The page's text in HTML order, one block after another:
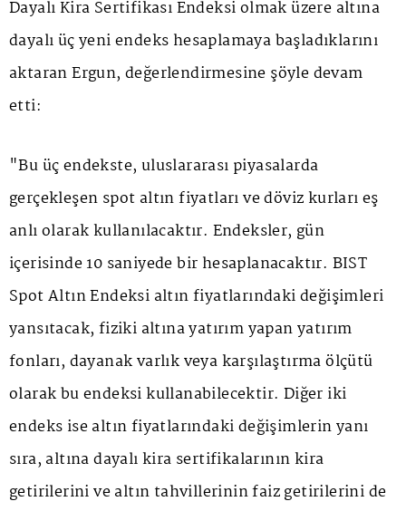
Dayalı Kira Sertifikası Endeksi olmak üzere altına
dayalı üç yeni endeks hesaplamaya başladıklarını
aktaran Ergun, değerlendirmesine şöyle devam
etti:
"Bu üç endekste, uluslararası piyasalarda
gerçekleşen spot altın fiyatları ve döviz kurları eş
anlı olarak kullanılacaktır. Endeksler, gün
içerisinde 10 saniyede bir hesaplanacaktır. BIST
Spot Altın Endeksi altın fiyatlarındaki değişimleri
yansıtacak, fiziki altına yatırım yapan yatırım
fonları, dayanak varlık veya karşılaştırma ölçütü
olarak bu endeksi kullanabilecektir. Diğer iki
endeks ise altın fiyatlarındaki değişimlerin yanı
sıra, altına dayalı kira sertifikalarının kira
getirilerini ve altın tahvillerinin faiz getirilerini de